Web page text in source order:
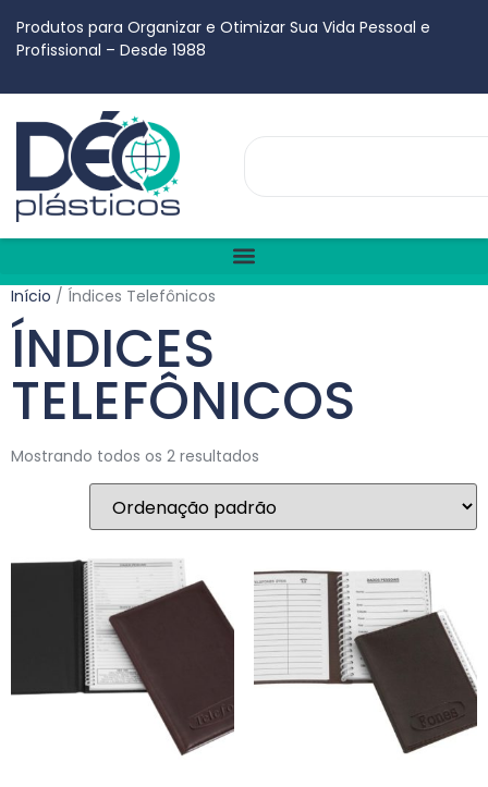
Produtos para Organizar e Otimizar Sua Vida Pessoal e
Profissional – Desde 1988
Início / Índices Telefônicos
ÍNDICES
TELEFÔNICOS
Mostrando todos os 2 resultados